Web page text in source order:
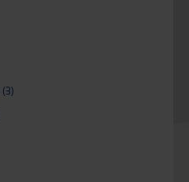
(3)